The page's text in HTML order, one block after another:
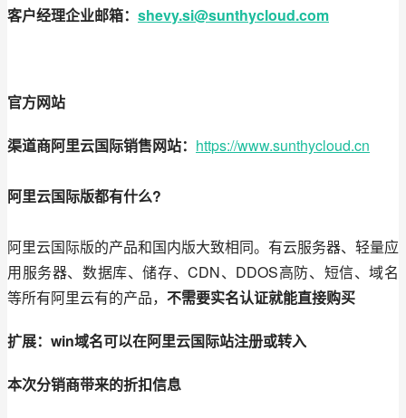
客户经理企业邮箱： shevy.si@sunthycloud.com
官方网站
渠道商阿里云国际销售网站： https://www.sunthycloud.cn
阿里云国际版都有什么?
阿里云国际版的产品和国内版大致相同。有云服务器、轻量应
用服务器、数据库、储存、CDN、DDOS高防、短信、域名
等所有阿里云有的产品， 不需要实名认证就能直接购买
扩展：win域名可以在阿里云国际站注册或转入
本次分销商带来的折扣信息